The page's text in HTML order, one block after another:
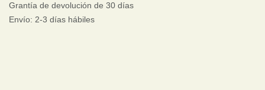
Grantía de devolución de 30 días
Envío: 2-3 días hábiles